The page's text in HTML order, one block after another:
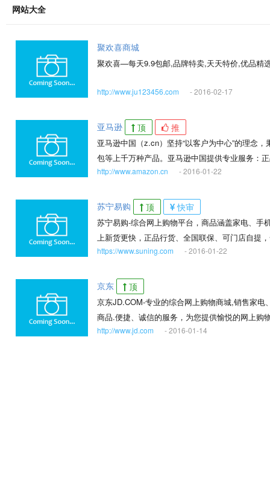
网站大全
聚欢喜商城
聚欢喜—每天9.9包邮,品牌特卖,天天特价,优品精
http://www.ju123456.com - 2016-02-17
亚马逊 顶 推
亚马逊中国（z.cn）坚持“以客户为中心”的理念
包等上千万种产品。亚马逊中国提供专业服务：
国消费者提供便利、快捷的网购体验。
http://www.amazon.cn - 2016-01-22
苏宁易购 顶 快审
苏宁易购-综合网上购物平台，商品涵盖家电、手
上新货更快，正品行货、全国联保、可门店自提
https://www.suning.com - 2016-01-22
京东 顶
京东JD.COM-专业的综合网上购物商城,销售家
商品.便捷、诚信的服务，为您提供愉悦的网上购
http://www.jd.com - 2016-01-14